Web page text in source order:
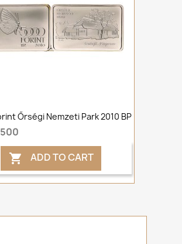
Őrségi Nemzeti Park 2010 BP
 ADD TO CART